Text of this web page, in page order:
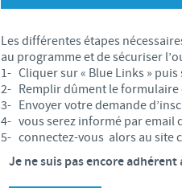
SYSTÈME D'ALERTE
Les différentes étapes
au programme et de sécuriser
1- Cliquer sur « Blue Links » puis
2- Remplir dûment le formulaire
3- Envoyer votre demande
4- vous serez informé par email
5- connectez-vous alors au site
Je ne suis pas encore adhérent